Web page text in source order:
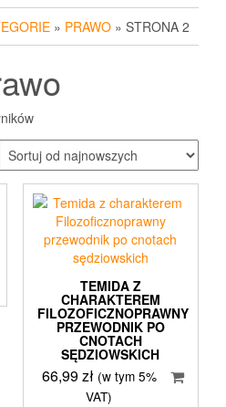
» PRAWO » STRONA 2
Posortowane
według
najnowszych
TEMIDA Z
CHARAKTEREM
FILOZOFICZNOPRAWNY
PRZEWODNIK PO
CNOTACH
SĘDZIOWSKICH
66,99zł (w tym 5%
VAT)